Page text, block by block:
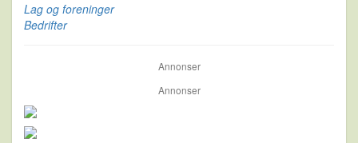
Lag og foreninger
Bedrifter
Annonser
Annonser